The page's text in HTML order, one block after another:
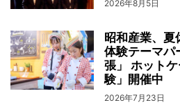
2026年8月5日
昭和産業、夏
体験テーマパ
張」 ホット
験」開催中
2026年7月23日